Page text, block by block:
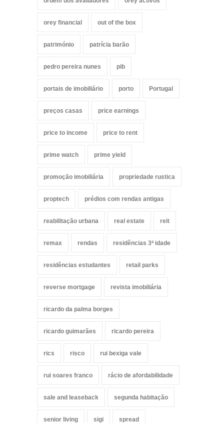
orey financial out of the box
património patrícia barão
pedro pereira nunes pib
portais de imobiliário porto Portugal
preços casas price earnings
price to income price to rent
prime watch prime yield
promoção imobiliária propriedade rustica
proptech prédios com rendas antigas
reabilitação urbana real estate reit
remax rendas residências 3ª idade
residências estudantes retail parks
reverse mortgage revista imobiliária
ricardo da palma borges
ricardo guimarães ricardo pereira
rics risco rui bexiga vale
rui soares franco rácio de afordabilidade
sale and leaseback segunda habitação
senior living sigi spread